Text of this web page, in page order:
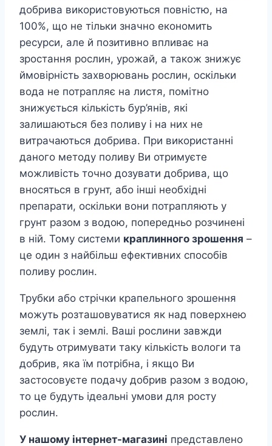
добрива використовуються повністю, на
100%, що не тільки значно економить
ресурси, але й позитивно впливає на
зростання рослин, урожай, а також знижує
ймовірність захворювань рослин, оскільки
вода не потрапляє на листя, помітно
знижується кількість бур’янів, які
залишаються без поливу і на них не
витрачаються добрива. При використанні
даного методу поливу Ви отримуєте
можливість точно дозувати добрива, що
вносяться в грунт, або інші необхідні
препарати, оскільки вони потрапляють у
грунт разом з водою, попередньо розчинені
в ній. Тому системи краплинного зрошення –
це один з найбільш ефективних способів
поливу рослин.
Трубки або стрічки крапельного зрошення
можуть розташовуватися як над поверхнею
землі, так і землі. Ваші рослини завжди
будуть отримувати таку кількість вологи та
добрив, яка їм потрібна, і якщо Ви
застосовуєте подачу добрив разом з водою,
то це будуть ідеальні умови для росту
рослин.
У нашому інтернет-магазині представлено